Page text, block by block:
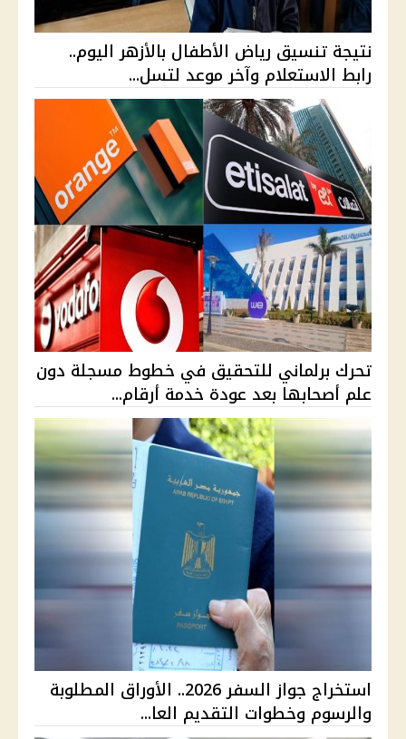
نتيجة تنسيق رياض الأطفال بالأزهر اليوم..
رابط الاستعلام وآخر موعد لتسل...
تحرك برلماني للتحقيق في خطوط مسجلة دون
علم أصحابها بعد عودة خدمة أرقام...
استخراج جواز السفر 2026.. الأوراق المطلوبة
والرسوم وخطوات التقديم العا...